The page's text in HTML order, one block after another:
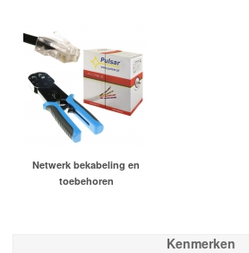
Netwerk bekabeling en
toebehoren
Kenmerken